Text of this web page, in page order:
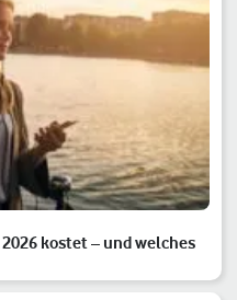
kostet – und welches